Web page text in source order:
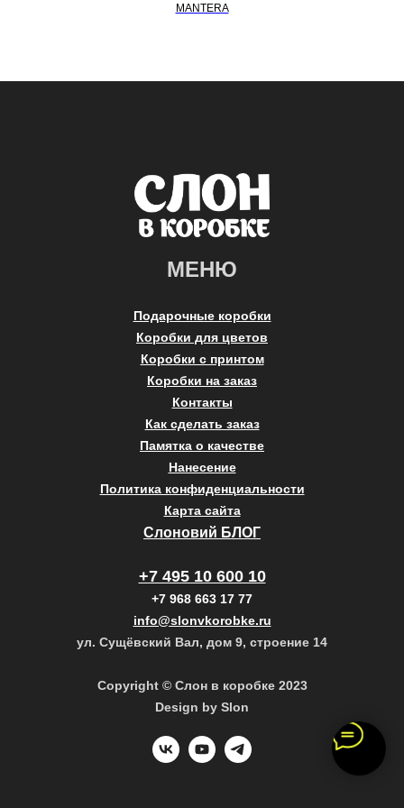
MANTERA
МЕНЮ
Подарочные коробки
Коробки для цветов
Коробки с принтом
Коробки на заказ
Контакты
Как сделать заказ
Памятка о качестве
Нанесение
Политика конфиденциальности
Карта сайта
Слоновий БЛОГ
+7 495 10 600 10
+7 968 663 17 77
info@slonvkorobke.ru
ул. Сущёвский Вал, дом 9, строение 14
Copyright © Слон в коробке 2023
Design by Slon